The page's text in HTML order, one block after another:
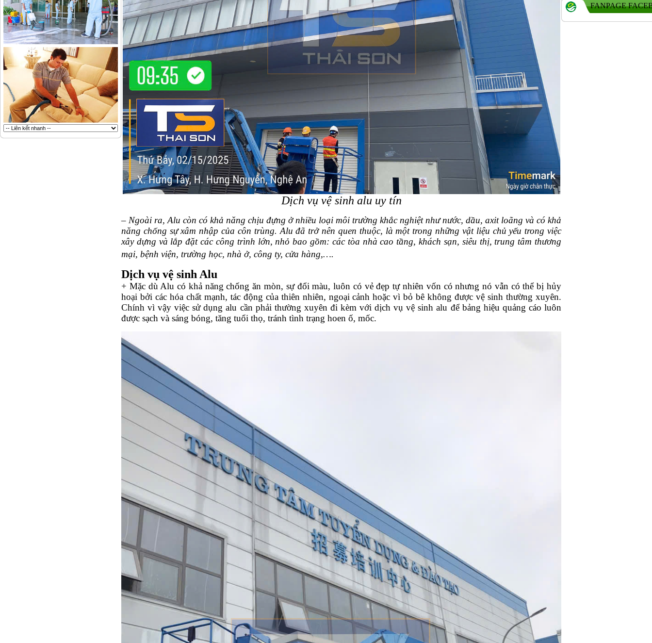
Dịch vụ vệ sinh alu uy tín
– Ngoài ra, Alu còn có khả năng chịu đựng ở nhiều loại môi trường khắc nghiệt như nước, dầu, axit loãng và có khả
năng chống sự xâm nhập của côn trùng. Alu đã trở nên quen thuộc, là một trong những vật liệu chủ yếu trong việc
xây dựng và lắp đặt các công trình lớn, nhỏ bao gồm: các tòa nhà cao tầng, khách sạn, siêu thị, trung tâm thương
mại, bệnh viện, trường học, nhà ở, công ty, cửa hàng,….
Dịch vụ vệ sinh Alu
+ Mặc dù Alu có khả năng chống ăn mòn, sự đổi màu, luôn có vẻ đẹp tự nhiên vốn có nhưng nó vẫn có thể bị hủy
hoại bởi các hóa chất mạnh, tác động của thiên nhiên, ngoại cảnh hoặc vì bỏ bê không được vệ sinh thường xuyên.
Chính vì vậy việc sử dụng alu cần phải thường xuyên đi kèm với dịch vụ vệ sinh alu để bảng hiệu quảng cáo luôn
được sạch và sáng bóng, tăng tuổi thọ, tránh tình trạng hoen ố, mốc.
FANPAGE